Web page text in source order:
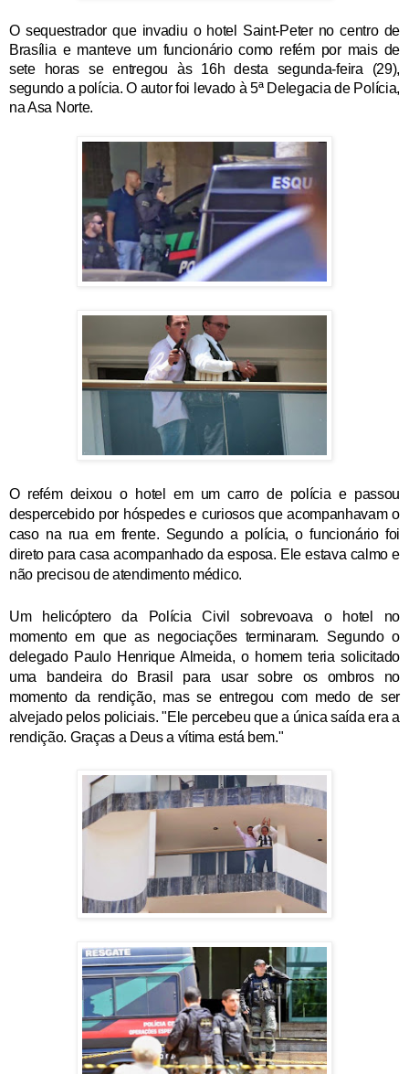
O sequestrador que invadiu o hotel Saint-Peter no centro de
Brasília e manteve um funcionário como refém por mais de
sete horas se entregou às 16h desta segunda-feira (29),
segundo a polícia. O autor foi levado à 5ª Delegacia de Polícia,
na Asa Norte.
O refém deixou o hotel em um carro de polícia e passou
despercebido por hóspedes e curiosos que acompanhavam o
caso na rua em frente. Segundo a polícia, o funcionário foi
direto para casa acompanhado da esposa. Ele estava calmo e
não precisou de atendimento médico.
Um helicóptero da Polícia Civil sobrevoava o hotel no
momento em que as negociações terminaram. Segundo o
delegado Paulo Henrique Almeida, o homem teria solicitado
uma bandeira do Brasil para usar sobre os ombros no
momento da rendição, mas se entregou com medo de ser
alvejado pelos policiais. "Ele percebeu que a única saída era a
rendição. Graças a Deus a vítima está bem."